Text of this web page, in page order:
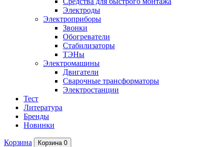
Электроды
Электроприборы
Звонки
Обогреватели
Стабилизаторы
ТЭНы
Электромашины
Двигатели
Сварочные трансформаторы
Электростанции
Тест
Литература
Бренды
Новинки
Корзина Корзина 0